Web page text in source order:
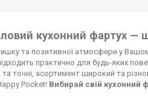
кухонний фартух —
та позитивної атмосфери у
практично для будь-яких
та точні, асортимент широкий та
Pocket! Вибирай свій кухонний